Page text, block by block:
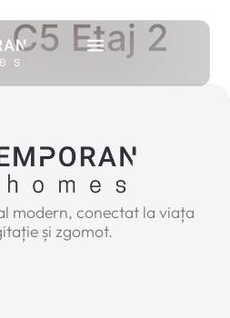
Etaj 2
modern, conectat la viața
și zgomot.